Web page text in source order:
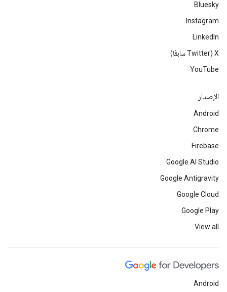
Bluesky
Instagram
LinkedIn
‫X ‏(Twitter سابقًا)
YouTube
الإصدار
Android
Chrome
Firebase
Google AI Studio
Google Antigravity
Google Cloud
Google Play
View all
Android